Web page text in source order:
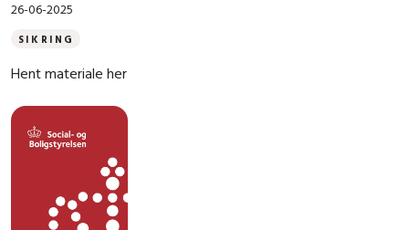
26-06-2025
SIKRING
Hent materiale her